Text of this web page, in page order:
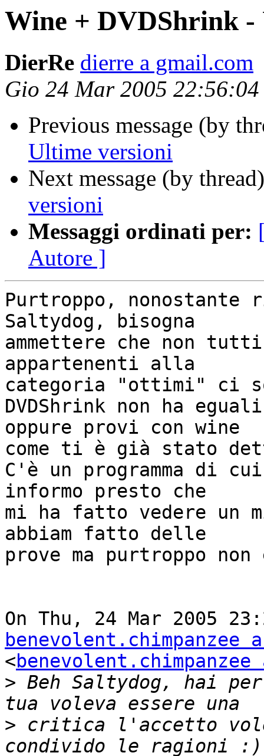
Wine + DVDShrink
DierRe dierre a gmail.com
Gio 24 Mar 2005
Previous message (by
Ultime versioni
Next message (by
versioni
Messaggi ordinati per:
Autore ]
Purtroppo,
Saltydog, bisogna
ammettere che non
appartenenti alla
categoria "ottimi" ci
DVDShrink non ha
oppure provi con wine
come ti è già stato
C'è un programma di
informo presto che
mi ha fatto vedere un
abbiam fatto delle
prove ma purtroppo
<
> Beh Saltydog, hai
> critica l'accetto